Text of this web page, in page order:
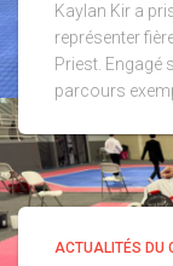
Kaylan Kir a
représenter
Priest. Engagé
parcours
ACTUALITÉS DU